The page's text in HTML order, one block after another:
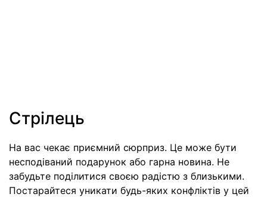
Стрілець
На вас чекає приємний сюрприз. Це може бути
несподіваний подарунок або гарна новина. Не
забудьте поділитися своєю радістю з близькими.
Постарайтеся уникати будь-яких конфліктів у цей